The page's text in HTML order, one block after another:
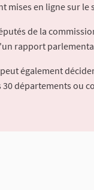
mises en ligne sur
de la
rapport
également
départements ou